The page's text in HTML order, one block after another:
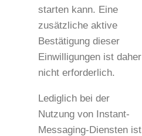
starten kann. Eine
zusätzliche aktive
Bestätigung dieser
Einwilligungen ist daher
nicht erforderlich.
Lediglich bei der
Nutzung von Instant-
Messaging-Diensten ist